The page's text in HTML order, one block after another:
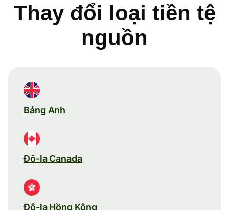
Thay đổi loại tiền tệ
nguồn
Bảng Anh
Đô-la Canada
Đô-la Hồng Kông